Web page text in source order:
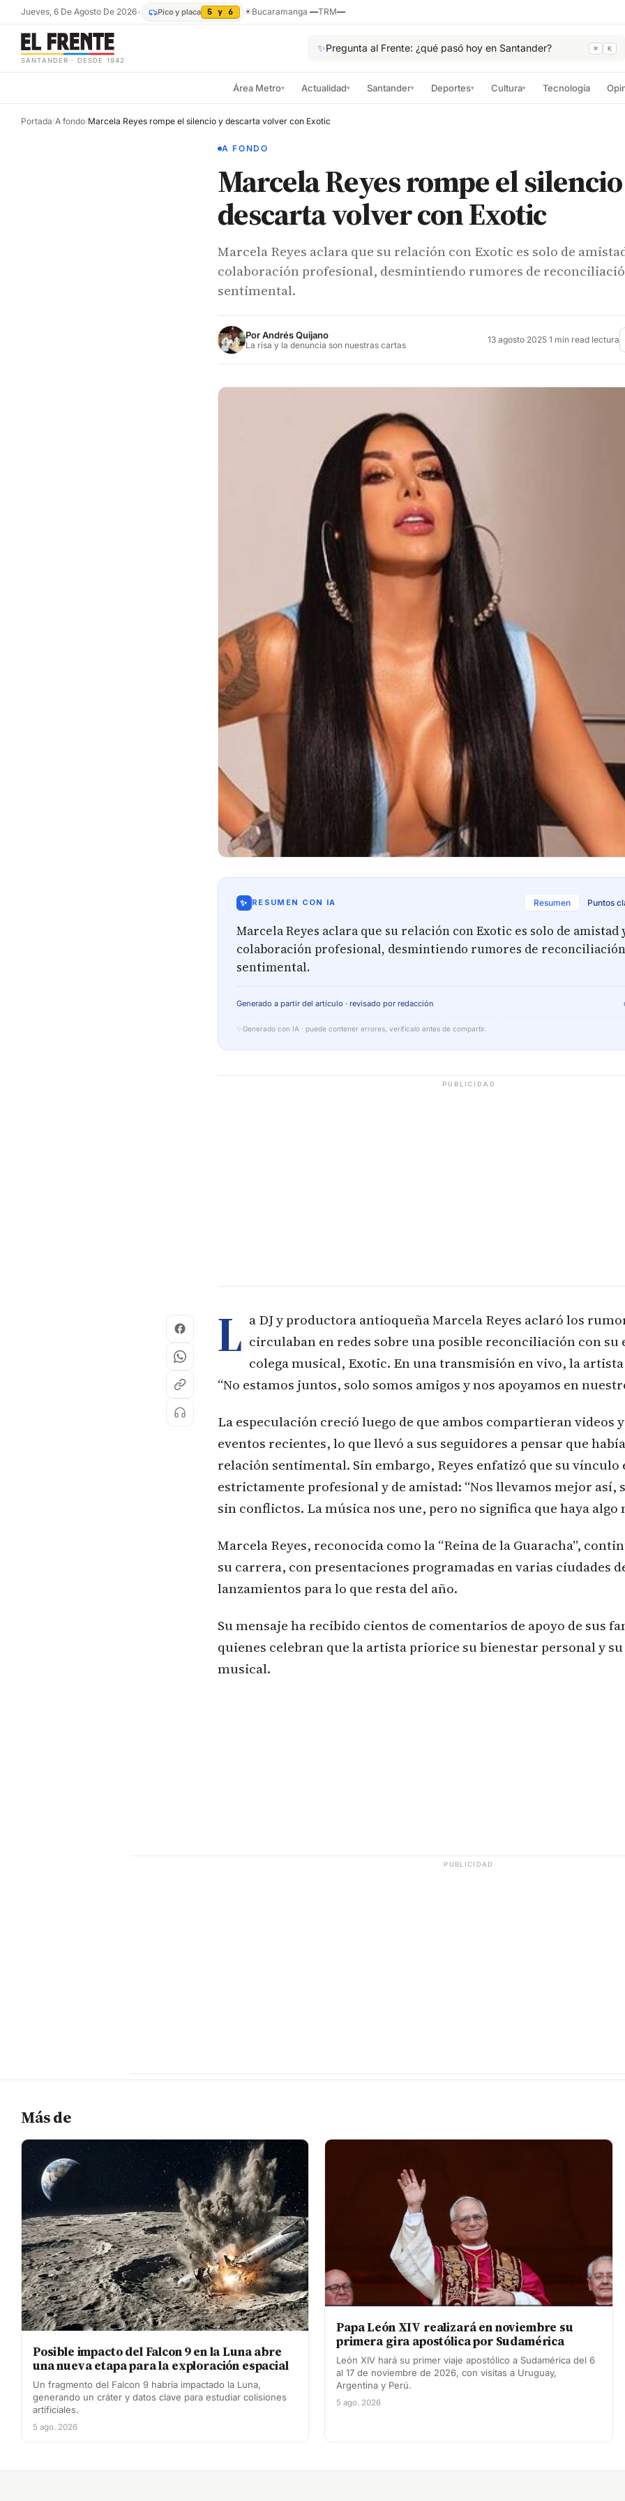
Jueves, 6 De Agosto De 2026• Pico y placa 5 y 6 ☀Bucaramanga —TRM—
SANTANDER · DESDE 1942
✨Pregunta al Frente: ¿qué pasó hoy en Santander? ⌘ K
Área Metro▾ Actualidad▾ Santander▾ Deportes▾ Cultura▾ Tecnología
Portada/A fondo/Marcela Reyes rompe el silencio y descarta volver con Exotic
A FONDO
Marcela Reyes rompe el
descarta volver con Exotic
Marcela Reyes aclara que su relación con Exotic es solo de
colaboración profesional, desmintiendo rumores de
sentimental.
PorAndrés Quijano
La risa y la denuncia son nuestras cartas 13 agosto 2025·1 min read lectura
✨ RESUMEN CON IA Resumen Puntos
Marcela Reyes aclara que su relación con Exotic es solo de amistad
colaboración profesional, desmintiendo rumores de reconciliación
sentimental.
Generado a partir del artículo · revisado por redacción
✨ Generado con IA · puede contener errores, verifícalo antes de compartir.
PUBLICIDAD
L a DJ y productora antioqueña Marcela Reyes aclaró los
circulaban en redes sobre una posible reconciliación con su
colega musical, Exotic. En una transmisión en vivo, la
“No estamos juntos, solo somos amigos y nos apoyamos en
La especulación creció luego de que ambos compartieran videos
eventos recientes, lo que llevó a sus seguidores a pensar que
relación sentimental. Sin embargo, Reyes enfatizó que su vínculo
estrictamente profesional y de amistad: “Nos llevamos mejor así,
sin conflictos. La música nos une, pero no significa que haya algo
Marcela Reyes, reconocida como la “Reina de la Guaracha”,
su carrera, con presentaciones programadas en varias ciudades
lanzamientos para lo que resta del año.
Su mensaje ha recibido cientos de comentarios de apoyo de sus
quienes celebran que la artista priorice su bienestar personal y
musical.
PUBLICIDAD
Más de
Posible impacto del Falcon 9 en la Luna abre
una nueva etapa para la exploración espacial
Un fragmento del Falcon 9 habría impactado la Luna,
generando un cráter y datos clave para estudiar colisiones
artificiales.
5 ago. 2026
Papa León XIV realizará en noviembre su
primera gira apostólica por Sudamérica
León XIV hará su primer viaje apostólico a Sudamérica del 6
al 17 de noviembre de 2026, con visitas a Uruguay,
Argentina y Perú.
5 ago. 2026